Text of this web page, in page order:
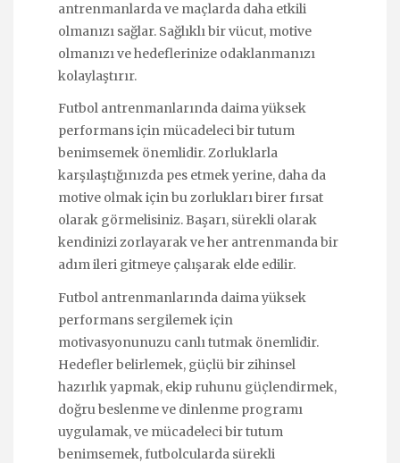
antrenmanlarda ve maçlarda daha etkili
olmanızı sağlar. Sağlıklı bir vücut, motive
olmanızı ve hedeflerinize odaklanmanızı
kolaylaştırır.
Futbol antrenmanlarında daima yüksek
performans için mücadeleci bir tutum
benimsemek önemlidir. Zorluklarla
karşılaştığınızda pes etmek yerine, daha da
motive olmak için bu zorlukları birer fırsat
olarak görmelisiniz. Başarı, sürekli olarak
kendinizi zorlayarak ve her antrenmanda bir
adım ileri gitmeye çalışarak elde edilir.
Futbol antrenmanlarında daima yüksek
performans sergilemek için
motivasyonunuzu canlı tutmak önemlidir.
Hedefler belirlemek, güçlü bir zihinsel
hazırlık yapmak, ekip ruhunu güçlendirmek,
doğru beslenme ve dinlenme programı
uygulamak, ve mücadeleci bir tutum
benimsemek, futbolcularda sürekli